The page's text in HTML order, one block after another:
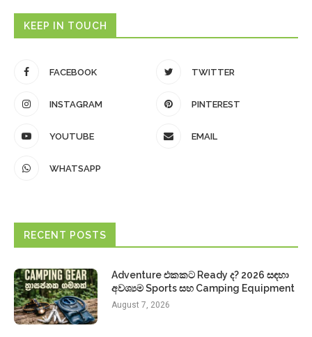
KEEP IN TOUCH
FACEBOOK TWITTER
INSTAGRAM PINTEREST
YOUTUBE EMAIL
WHATSAPP
RECENT POSTS
Adventure එකකට Ready ද? 2026 සඳහා
අවශ්‍යම Sports සහ Camping Equipment
August 7, 2026